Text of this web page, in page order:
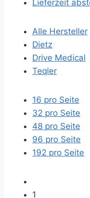
Lieferzeit
Alle Hersteller
Dietz
Drive Medical
Teqler
16 pro Seite
32 pro Seite
48 pro Seite
96 pro Seite
192 pro Seite
1